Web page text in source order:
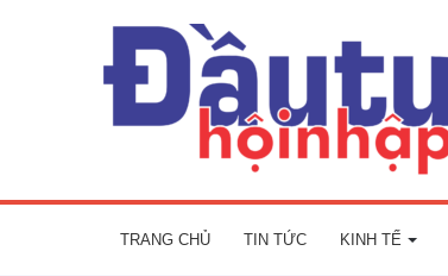
TRANG CHỦ TIN TỨC KINH TẾ